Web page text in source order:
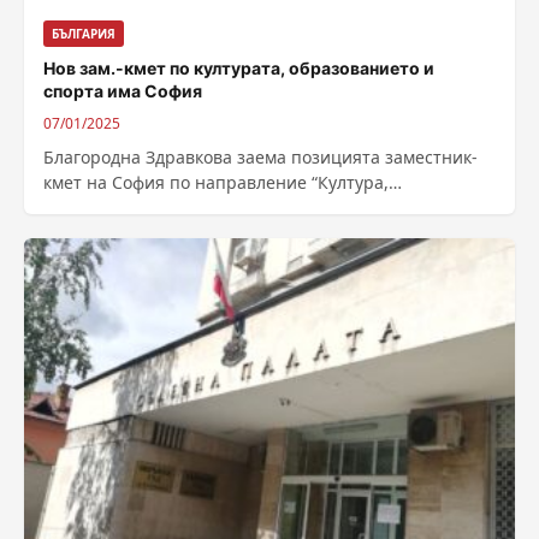
БЪЛГАРИЯ
Нов зам.-кмет по културата, образованието и
спорта има София
07/01/2025
Благородна Здравкова заема позицията заместник-
кмет на София по направление “Култура,
януари, съобщиха от...